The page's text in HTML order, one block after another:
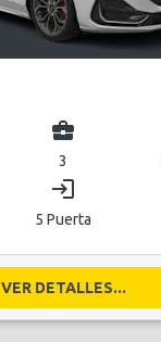
business_center
3
login
5 Puerta
VER DETALLES...